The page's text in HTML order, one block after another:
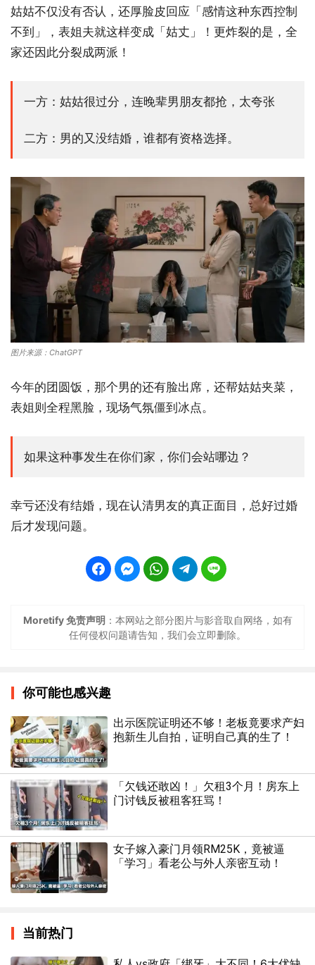
姑姑不仅没有否认，还厚脸皮回应「感情这种东西控制
不到」，表姐夫就这样变成「姑丈」！更炸裂的是，全
家还因此分裂成两派！
一方：姑姑很过分，连晚辈男朋友都抢，太夸张
二方：男的又没结婚，谁都有资格选择。
图片来源：ChatGPT
今年的团圆饭，那个男的还有脸出席，还帮姑姑夹菜，
表姐则全程黑脸，现场气氛僵到冰点。
如果这种事发生在你们家，你们会站哪边？
幸亏还没有结婚，现在认清男友的真正面目，总好过婚
后才发现问题。
Moretify 免责声明 ：本网站之部分图片与影音取自网络，如有
任何侵权问题请告知，我们会立即删除。
你可能也感兴趣
出示医院证明还不够！老板竟要求产妇
抱新生儿自拍，证明自己真的生了！
「欠钱还敢凶！」欠租3个月！房东上
门讨钱反被租客狂骂！
女子嫁入豪门月领RM25K，竟被逼
「学习」看老公与外人亲密互动！
当前热门